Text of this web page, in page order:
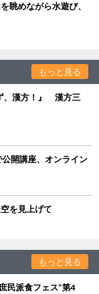
眺めながら水遊び、
もっと見る
、漢方！』 漢方三
開講座、オンライン
を見上げて
もっと見る
民派食フェス”第4